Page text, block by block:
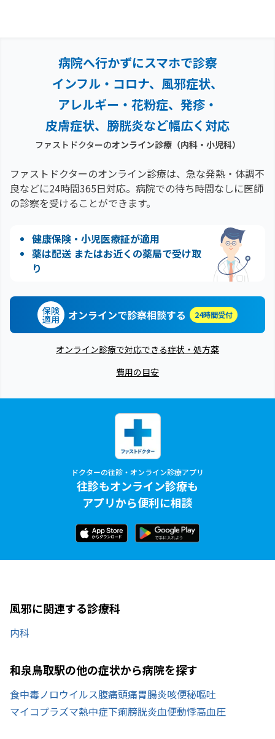
病院へ行かずにスマホで診察
インフル・コロナ、風邪症状、
アレルギー・花粉症、 発疹・
皮膚症状、膀胱炎など幅広く対応
ファストドクターのオンライン診療（内科・小児科）
ファストドクターのオンライン診療は、急な発熱・体調不
良などに24時間365日対応。 病院での待ち時間なしに医師
の診察を受けることができます。
健康保険・小児医療証が適用
薬は配送 またはお近くの薬局で受け取
り
保険
適用 オンラインで診察相談する 24時間受付
オンライン診療で対応できる症状・処方薬
費用の目安
ドクターの往診・オンライン診療アプリ
往診もオンライン診療も
アプリから便利に相談
風邪に関連する診療科
内科
和泉鳥取駅の他の症状から病院を探す
食中毒ノロウイルス腹痛頭痛胃腸炎咳便秘嘔吐
マイコプラズマ熱中症下痢膀胱炎血便動悸高血圧